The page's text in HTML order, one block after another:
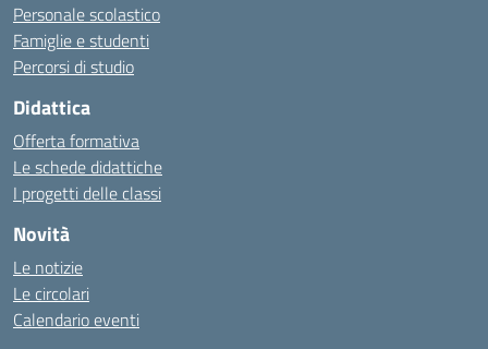
Personale scolastico
Famiglie e studenti
Percorsi di studio
Didattica
Offerta formativa
Le schede didattiche
I progetti delle classi
Novità
Le notizie
Le circolari
Calendario eventi